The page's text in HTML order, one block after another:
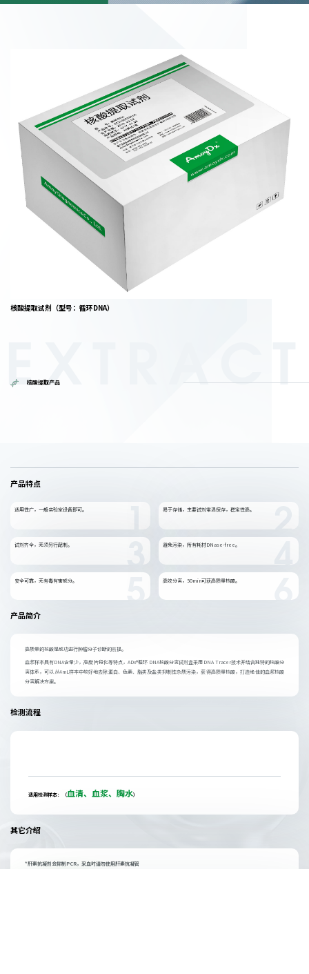
核酸提取试剂（型号：循环DNA）
核酸提取产品
产品特点
适用性广，一般实验室设备即可。 1 易于存储，主要试剂常温保存，稳定性高。 2
试剂齐全，无须另行配制。 3 避免污染，所有耗材DNase-free。 4
安全可靠，无有毒有害成分。 5 高效分离，50min可获高质量核酸。 6
产品简介
高质量的核酸是成功进行肿瘤分子诊断的前提。
血浆样本具有DNA含量少，高度片段化等特点，ADx®循环 DNA核酸分离试剂盒采用DNA Tracer技术并结合独特的核酸分
离体系，可以从4mL样本中较好地去除蛋白、色素、脂类及盐类抑制性杂质污染，获得高质量核酸，打造绝佳的血浆核酸
分离解决方案。
检测流程
适用检测样本：（血清、血浆、胸水）
其它介绍
*肝素抗凝剂会抑制PCR，采血时请勿使用肝素抗凝管